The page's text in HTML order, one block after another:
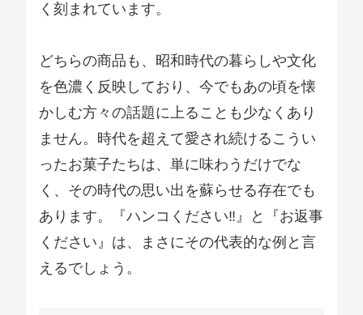
く刻まれています。
どちらの商品も、昭和時代の暮らしや文化
を色濃く反映しており、今でもあの頃を懐
かしむ方々の話題に上ることも少なくあり
ません。時代を超えて愛され続けるこうい
ったお菓子たちは、単に味わうだけでな
く、その時代の思い出を蘇らせる存在でも
あります。『ハンコください‼』と『お返事
ください』は、まさにその代表的な例と言
えるでしょう。